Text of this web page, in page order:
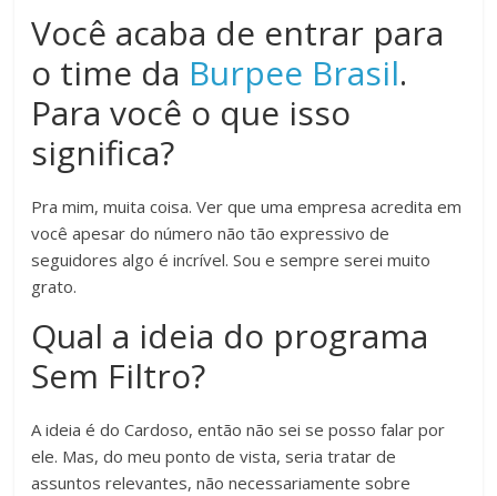
Você acaba de entrar para
o time da Burpee Brasil.
Para você o que isso
significa?
Pra mim, muita coisa. Ver que uma empresa acredita em
você apesar do número não tão expressivo de
seguidores algo é incrível. Sou e sempre serei muito
grato.
Qual a ideia do programa
Sem Filtro?
A ideia é do Cardoso, então não sei se posso falar por
ele. Mas, do meu ponto de vista, seria tratar de
assuntos relevantes, não necessariamente sobre